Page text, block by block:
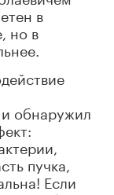
в
но в
обнаружил
пучка,
Если